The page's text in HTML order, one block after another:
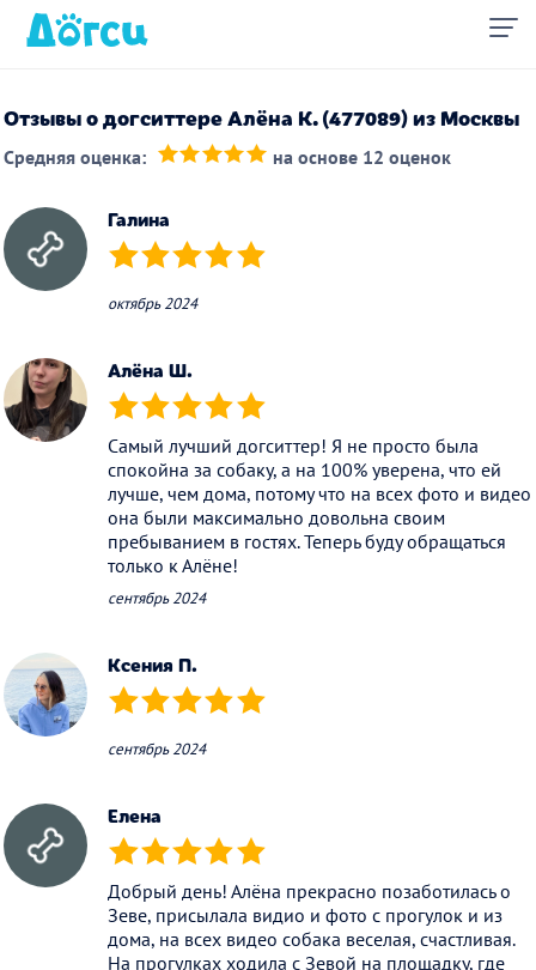
Отзывы о догситтере Алёна К. (477089) из Москвы
Средняя оценка: на основе 12 оценок
Галина
(*) (*) (*) (*) (*)
октябрь 2024
Алёна Ш.
(*) (*) (*) (*) (*)
Самый лучший догситтер! Я не просто была
спокойна за собаку, а на 100% уверена, что ей
лучше, чем дома, потому что на всех фото и видео
она были максимально довольна своим
пребыванием в гостях. Теперь буду обращаться
только к Алёне!
сентябрь 2024
Ксения П.
(*) (*) (*) (*) (*)
сентябрь 2024
Елена
(*) (*) (*) (*) (*)
Добрый день! Алëна прекрасно позаботилась о
Зеве, присылала видио и фото с прогулок и из
дома, на всех видео собака веселая, счастливая.
На прогулках ходила с Зевой на площадку, где